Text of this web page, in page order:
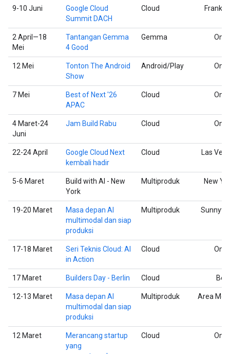
9-10 Juni
Google Cloud
Summit DACH
Cloud
2 April—18
Mei
Tantangan Gemma
4 Good
Gemma
12 Mei
Tonton The Android
Show
Android/Play
7 Mei
Best of Next '26
APAC
Cloud
4 Maret-24
Juni
Jam Build Rabu Cloud
22-24 April
Google Cloud Next
kembali hadir
Cloud Las
5-6 Maret
Build with AI - New
York
Multiproduk New
19-20 Maret
Masa depan AI
multimodal dan siap
produksi
Multiproduk
17-18 Maret
Seri Teknis Cloud: AI
in Action
Cloud
17 Maret Builders Day - Berlin Cloud
12-13 Maret
Masa depan AI
multimodal dan siap
produksi
Multiproduk
Area
12 Maret
Merancang startup
yang
Cloud